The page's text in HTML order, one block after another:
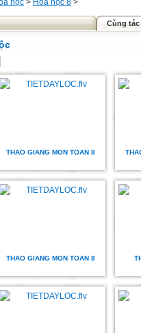
học > Hóa học 8 >
Cùng tác
THAO GIANG MON TOAN 8
THAO GIANG MON TOAN 8